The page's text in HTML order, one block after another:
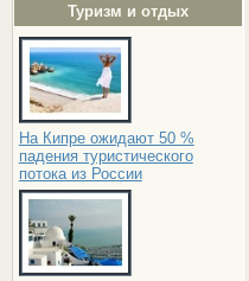
Туризм и отдых
На Кипре ожидают 50 %
падения туристического
потока из России